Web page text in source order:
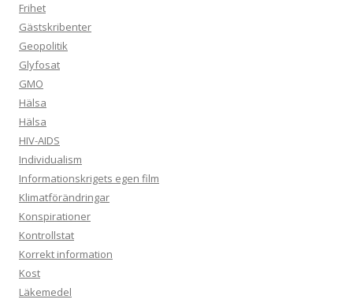
Frihet
Gästskribenter
Geopolitik
Glyfosat
GMO
Hälsa
Hälsa
HIV-AIDS
Individualism
Informationskrigets egen film
Klimatförändringar
Konspirationer
Kontrollstat
Korrekt information
Kost
Läkemedel